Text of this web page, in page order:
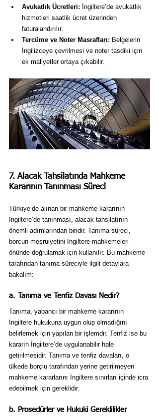
Avukatlık Ücretleri: İngiltere’de avukatlık
hizmetleri saatlik ücret üzerinden
faturalandırılır.
Tercüme ve Noter Masrafları: Belgelerin
İngilizceye çevrilmesi ve noter tasdiki için
ek maliyetler ortaya çıkabilir.
7. Alacak Tahsilatında Mahkeme
Kararının Tanınması Süreci
Türkiye’de alınan bir mahkeme kararının
İngiltere’de tanınması, alacak tahsilatının
önemli adımlarından biridir. Tanıma süreci,
borcun meşruiyetini İngiltere mahkemeleri
önünde doğrulamak için kullanılır. Bu mahkeme
tarafından tanıma süreciyle ilgili detaylara
bakalım:
a. Tanıma ve Tenfiz Davası Nedir?
Tanıma, yabancı bir mahkeme kararının
İngiltere hukukuna uygun olup olmadığını
belirlemek için yapılan bir işlemdir. Tenfiz ise bu
kararın İngiltere’de uygulanabilir hale
getirilmesidir. Tanıma ve tenfiz davaları, o
ülkede borçlu tarafından yerine getirilmeyen
mahkeme kararlarını İngiltere sınırları içinde icra
edebilmek için gereklidir.
b. Prosedürler ve Hukuki Gereklilikler